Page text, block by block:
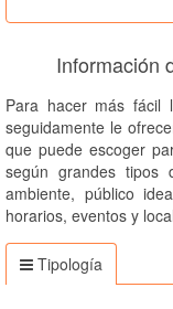
Información
Para hacer más fácil
seguidamente le
que puede escoger
según grandes tipos
ambiente, público
horarios, eventos y
Tipología